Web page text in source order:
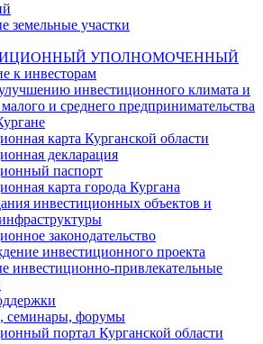
земельные участки
УПОЛНОМОЧЕННЫЙ
к инвесторам
инвестиционного климата и
и среднего предпринимательства
карта Курганской области
декларация
паспорт
карта города Кургана
инвестиционных объектов и
законодательство
инвестиционного проекта
инвестиционно-привлекательные
семинары, форумы
портал Курганской области